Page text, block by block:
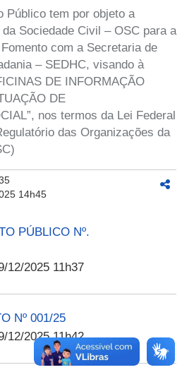
Público tem por objeto a
Sociedade Civil – OSC para a
com a Secretaria de
– SEDHC, visando à
DE INFORMAÇÃO
DE
nos termos da Lei Federal
das Organizações da
14h45
PÚBLICO Nº.
2025 11h37
Nº 001/25
2025 11h42